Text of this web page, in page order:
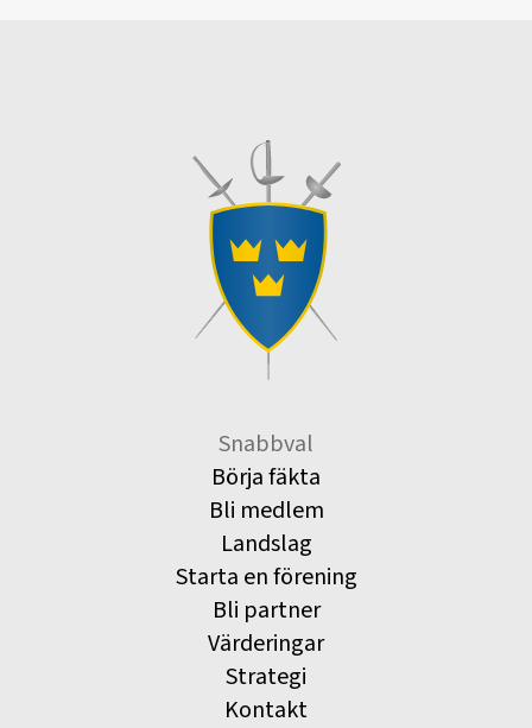
Snabbval
Börja fäkta
Bli medlem
Landslag
Starta en förening
Bli partner
Värderingar
Strategi
Kontakt